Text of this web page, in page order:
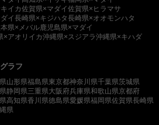
イカ佐賀県×マダイ佐賀県×ヒラマサ
イ長崎県×キジハタ長崎県×オオモンハタ
県×メバル鹿児島県×マダイ
×アオリイカ沖縄県×スジアラ沖縄県×キハダ
ラフ
山形県福島県東京都神奈川県千葉県茨城県
静岡県三重県大阪府兵庫県和歌山県京都府
高知県香川県徳島県愛媛県福岡県佐賀県長崎県
県